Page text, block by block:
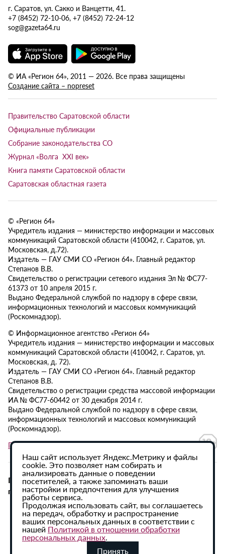
г. Саратов, ул. Сакко и Ванцетти, 41.
+7 (8452) 72-10-06, +7 (8452) 72-24-12
sog@gazeta64.ru
© ИА «Регион 64», 2011 — 2026. Все права защищены
Создание сайта – nopreset
Правительство Саратовской области
Официальные публикации
Собрание законодательства СО
Журнал «Волга XXI век»
Книга памяти Саратовской области
Саратовская областная газета
© «Регион 64»
Учредитель издания — министерство информации и массовых
коммуникаций Саратовской области (410042, г. Саратов, ул.
Московская, д.72).
Издатель — ГАУ СМИ СО «Регион 64». Главный редактор
Степанов В.В.
Свидетельство о регистрации сетевого издания Эл № ФС77-
61373 от 10 апреля 2015 г.
Выдано Федеральной службой по надзору в сфере связи,
информационных технологий и массовых коммуникаций
(Роскомнадзор).
© Информационное агентство «Регион 64»
Учредитель издания — министерство информации и массовых
коммуникаций Саратовской области (410042, г. Саратов, ул.
Московская, д. 72).
Издатель — ГАУ СМИ СО «Регион 64». Главный редактор
Степанов В.В.
Свидетельство о регистрации средства массовой информации
ИА № ФС77-60442 от 30 декабря 2014 г.
Выдано Федеральной службой по надзору в сфере связи,
информационных технологий и массовых коммуникаций
(Роскомнадзор).
Политика в отношении обработки персональных данных
При использовании материалов сайта активная
гиперссылка на ИА «Регион 64» обязательна.
Наш сайт использует Яндекс.Метрику и файлы
cookie. Это позволяет нам собирать и
анализировать данные о поведении
посетителей, а также запоминать ваши
настройки и предпочтения для улучшения
работы сервиса.
Продолжая использовать сайт, вы соглашаетесь
на передач, обработку и распространение
ваших персональных данных в соответствии с
нашей Политикой в отношении обработки
персональных данных.
Принять